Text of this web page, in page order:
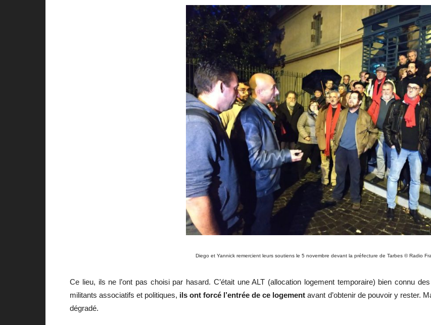
Diego et Yannick remercient leurs soutiens le 5 novembre devant la préfecture de Tarbes © Radio
Ce lieu, ils ne l’ont pas choisi par hasard. C’était une ALT (allocation logement temporaire) bien connu
militants associatifs et politiques, ils ont forcé l’entrée de ce logement avant d’obtenir de pouvoir y rester.
dégradé.